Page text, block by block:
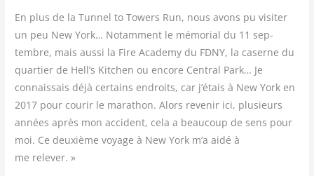
En plus de la Tun­nel to Towers Run, nous avons pu visi­ter
un peu New York… Notam­ment le mémo­rial du 11 sep­
tembre, mais aus­si la Fire Aca­de­my du FDNY, la caserne du
quar­tier de Hell’s Kit­chen ou encore Cen­tral Park… Je
connais­sais déjà cer­tains endroits, car j’étais à New York en
2017 pour cou­rir le mara­thon. Alors reve­nir ici, plu­sieurs
années après mon acci­dent, cela a beau­coup de sens pour
moi. Ce deuxième voyage à New York m’a aidé à
me relever. »